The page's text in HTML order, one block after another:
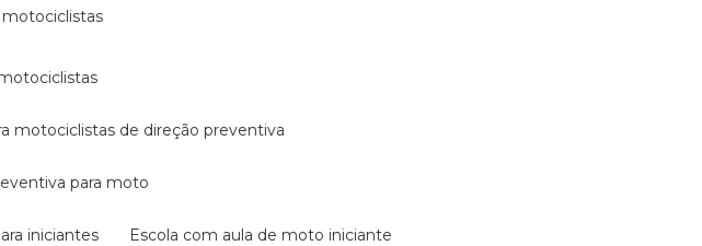
motociclistas
motociclistas de direção preventiva
para moto
iniciantes escola com aula de moto iniciante